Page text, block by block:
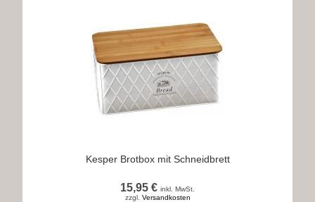
Kesper Brotbox mit Schneidbrett
15,95 € inkl. MwSt.
zzgl. Versandkosten